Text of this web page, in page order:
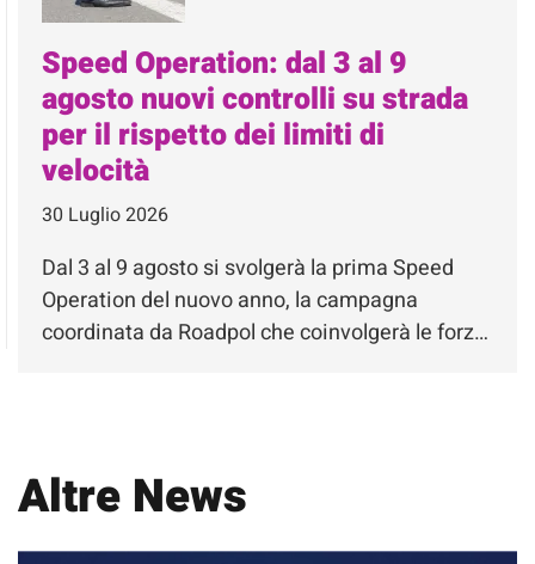
Speed Operation: dal 3 al 9
agosto nuovi controlli su strada
per il rispetto dei limiti di
velocità
30 Luglio 2026
Dal 3 al 9 agosto si svolgerà la prima Speed
Operation del nuovo anno, la campagna
coordinata da Roadpol che coinvolgerà le forz…
Altre News